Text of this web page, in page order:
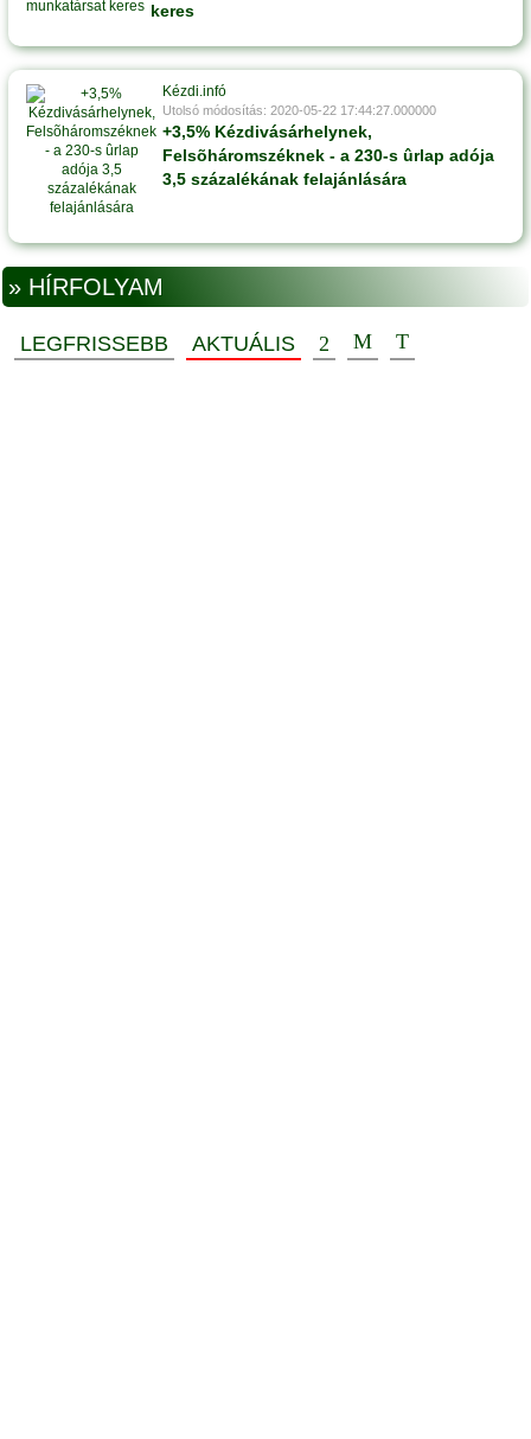
keres
Kézdi.infó
Utolsó módosítás: 2020-05-22 17:44:27.000000
+3,5% Kézdivásárhelynek,
Felsõháromszéknek - a 230-s ûrlap adója
3,5 százalékának felajánlására
» HÍRFOLYAM
LEGFRISSEBB AKTUÁLIS